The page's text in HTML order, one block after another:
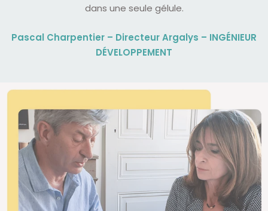
dans une seule gélule.
Pascal Charpentier – Directeur Argalys – INGÉNIEUR
DÉVELOPPEMENT